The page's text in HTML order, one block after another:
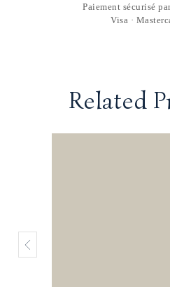
Paiement sécurisé
Visa ·
Related